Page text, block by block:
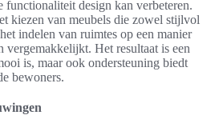
functionaliteit design kan verbeteren.
kiezen van meubels die zowel stijlvol
indelen van ruimtes op een manier
vergemakkelijkt. Het resultaat is een
is, maar ook ondersteuning biedt
bewoners.